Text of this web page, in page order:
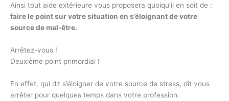
Ainsi tout aide extérieure vous proposera quoiqu’il en soit de :
faire le point sur votre situation en s’éloignant de votre
source de mal-être.
Arrêtez-vous !
Deuxième point primordial !
En effet, qui dit s’éloigner de votre source de stress, dit vous
arrêter pour quelques temps dans votre profession.